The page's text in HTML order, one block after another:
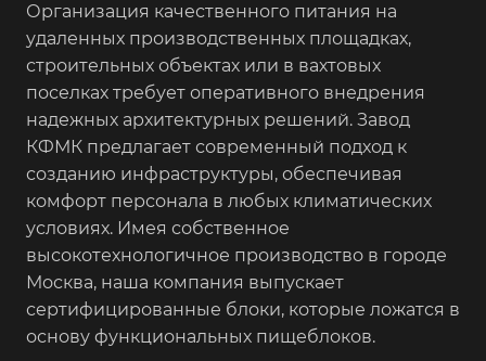
Организация качественного питания на
удаленных производственных площадках,
строительных объектах или в вахтовых
поселках требует оперативного внедрения
надежных архитектурных решений. Завод
КФМК предлагает современный подход к
созданию инфраструктуры, обеспечивая
комфорт персонала в любых климатических
условиях. Имея собственное
высокотехнологичное производство в городе
Москва, наша компания выпускает
сертифицированные блоки, которые ложатся в
основу функциональных пищеблоков.